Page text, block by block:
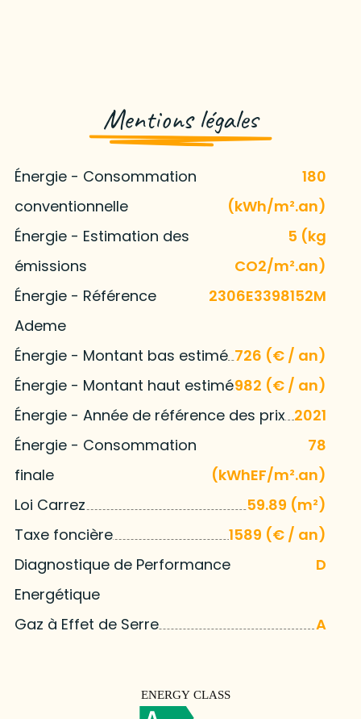
Mentions légales
Énergie - Consommation
conventionnelle
180
(kWh/m².an)
Énergie - Estimation des
émissions
5 (kg
CO2/m².an)
Énergie - Référence
Ademe
2306E3398152M
Énergie - Montant bas estimé 726 (€ / an)
Énergie - Montant haut estimé982 (€ / an)
Énergie - Année de référence des prix 2021
Énergie - Consommation
finale
78
(kWhEF/m².an)
Loi Carrez
59.89 (m²)
Taxe foncière
1589 (€ / an)
Diagnostique de Performance
Energétique
D
Gaz à Effet de Serre A